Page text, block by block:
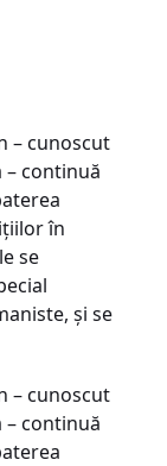
– cunoscut
– continuă
în
se
şi se
– cunoscut
– continuă